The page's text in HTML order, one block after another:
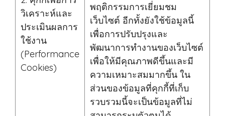
วิเคราะห์และ
ประเมินผลการ
ใช้งาน
(Performance
Cookies)
พฤติกรรมการเยี่ยมชม
เว็บไซต์ อีกทั้งยังใช้ข้อมูลนี้
เพื่อการปรับปรุงและ
พัฒนาการทำงานของเว็บไซต์
เพื่อให้มีคุณภาพดีขึ้นและมี
ความเหมาะสมมากขึ้น ใน
ส่วนของข้อมูลที่คุกกี้ที่เก็บ
รวบรวมนี้จะเป็นข้อมูลที่ไม่